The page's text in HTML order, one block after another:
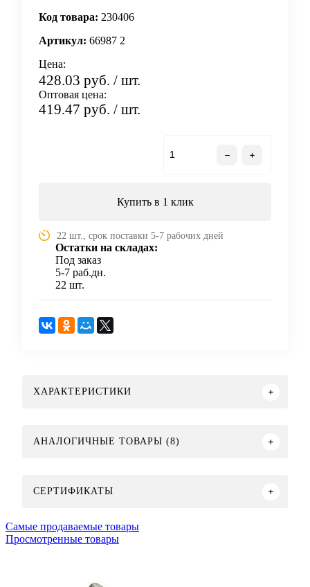
Код товара: 230406
Артикул: 66987 2
Цена:
428.03 руб. / шт.
Оптовая цена:
419.47 руб. / шт.
Купить в 1 клик
22 шт., срок поставки 5-7 рабочих дней
Остатки на складах:
Под заказ
5-7 раб.дн.
22 шт.
ХАРАКТЕРИСТИКИ
АНАЛОГИЧНЫЕ ТОВАРЫ (8)
СЕРТИФИКАТЫ
Самые продаваемые товары
Просмотренные товары